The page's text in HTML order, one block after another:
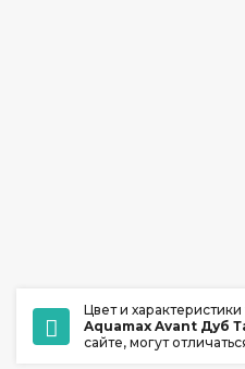
Цвет и характеристики
Aquamax Avant Дуб
сайте, могут